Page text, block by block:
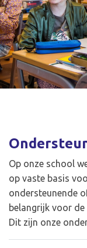
Op onze school
op vaste basis
ondersteunende
belangrijk voor
Dit zijn onze